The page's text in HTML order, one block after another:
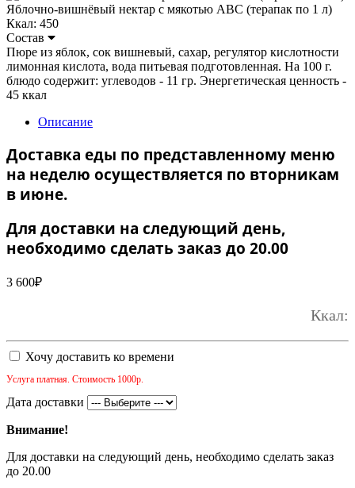
Яблочно-вишнёвый нектар с мякотью ABC (терапак по 1 л)
Ккал: 450
Состав
Пюре из яблок, сок вишневый, сахар, регулятор кислотности
лимонная кислота, вода питьевая подготовленная. На 100 г.
блюдо содержит: углеводов - 11 гр. Энергетическая ценность -
45 ккал
Описание
Доставка еды по представленному меню
на неделю осуществляется по вторникам
в июне.
Для доставки на следующий день,
необходимо сделать заказ до 20.00
3 600₽
Ккал:
Хочу доставить ко времени
Услуга платная. Стоимость 1000р.
Дата доставки
Внимание!
Для доставки на следующий день, необходимо сделать заказ
до 20.00